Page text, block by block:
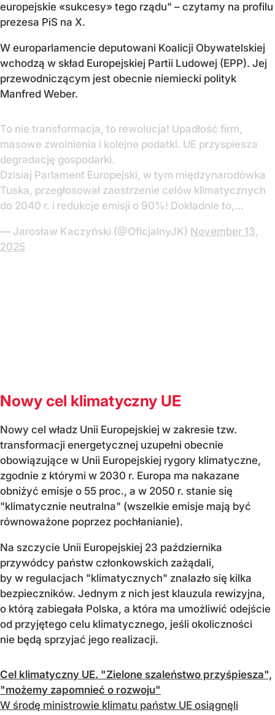
europejskie «sukcesy» tego rządu" – czytamy na profilu
prezesa PiS na X.
W europarlamencie deputowani Koalicji Obywatelskiej
wchodzą w skład Europejskiej Partii Ludowej (EPP). Jej
przewodniczącym jest obecnie niemiecki polityk
Manfred Weber.
To nie transformacja, to rewolucja! Upadłość firm,
masowe zwolnienia i kolejne podatki. UE przyspiesza
degradację gospodarki.
Dzisiaj Parlament Europejski, w tym międzynarodówka
Tuska, przegłosował zaostrzenie celów klimatycznych
do 2040 r. i redukcje emisji o 90%! Dokładnie to,…
— Jarosław Kaczyński (@OficjalnyJK) November 13,
2025
Nowy cel klimatyczny UE
Nowy cel władz Unii Europejskiej w zakresie tzw.
transformacji energetycznej uzupełni obecnie
obowiązujące w Unii Europejskiej rygory klimatyczne,
zgodnie z którymi w 2030 r. Europa ma nakazane
obniżyć emisje o 55 proc., a w 2050 r. stanie się
"klimatycznie neutralna" (wszelkie emisje mają być
równoważone poprzez pochłanianie).
Na szczycie Unii Europejskiej 23 października
przywódcy państw członkowskich zażądali,
by w regulacjach "klimatycznych" znalazło się kilka
bezpieczników. Jednym z nich jest klauzula rewizyjna,
o którą zabiegała Polska, a która ma umożliwić odejście
od przyjętego celu klimatycznego, jeśli okoliczności
nie będą sprzyjać jego realizacji.
Cel klimatyczny UE. "Zielone szaleństwo przyśpiesza",
"możemy zapomnieć o rozwoju"
W środę ministrowie klimatu państw UE osiągnęli